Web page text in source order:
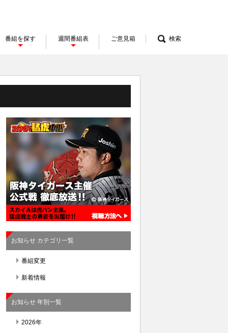
番組を探す 週間番組表 ご意見箱 検索
お知らせ カテゴリ一覧
番組変更
新着情報
お知らせ 年別一覧
2026年